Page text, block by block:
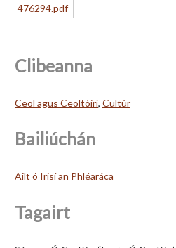
Clibeanna
Ceol agus Ceoltóirí, Cultúr
Bailiúchán
Ailt ó Irisí an Phléaráca
Tagairt